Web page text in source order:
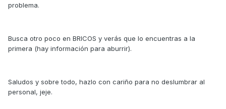
problema.
Busca otro poco en BRICOS y verás que lo encuentras a la
primera (hay información para aburrir).
Saludos y sobre todo, hazlo con cariño para no deslumbrar al
personal, jeje.